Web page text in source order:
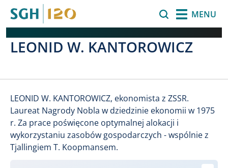
MENU
LEONID W. KANTOROWICZ
​LEONID W. KANTOROWICZ, ekonomista z ZSSR.
Laureat Nagrody Nobla w dziedzinie ekonomii w 1975
r. Za prace poświęcone optymalnej alokacji i
wykorzystaniu zasobów gospodarczych - wspólnie z
Tjallingiem T. Koopmansem.